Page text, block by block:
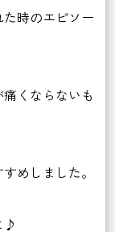
時のエピソー
くならないも
めしました。
♪